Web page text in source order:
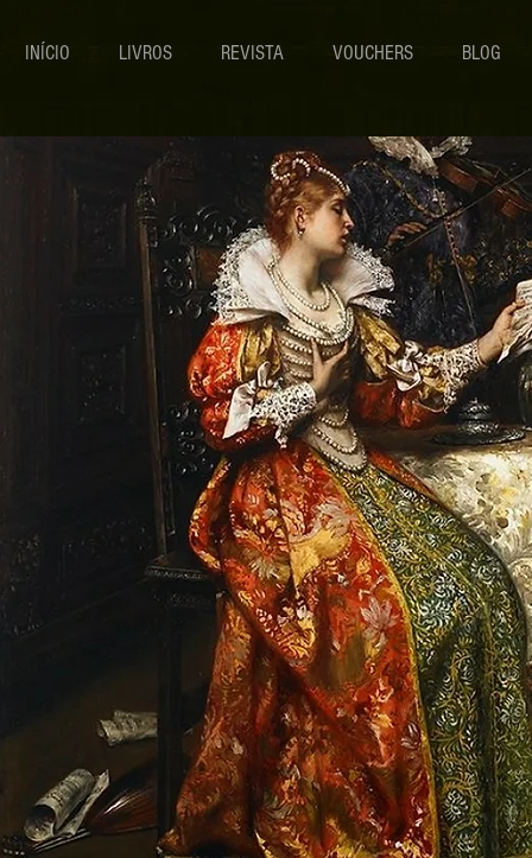
INÍCIO LIVROS REVISTA VOUCHERS BLOG